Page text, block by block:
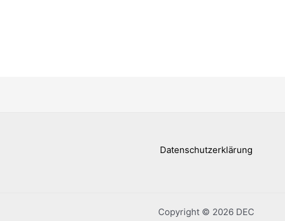
Datenschutzerklärung
Copyright © 2026 DEC